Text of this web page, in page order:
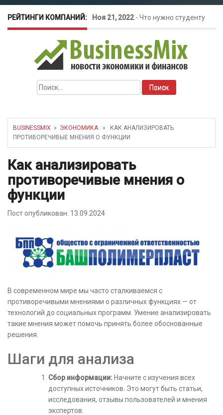
РЕЙТИНГИ КОМПАНИЙ: Ноя 21, 2022- Что нужно студенту
для открытия бизнеса?
Окт 26, 2022-Телефония для
amoCRM: лучшие инструменты для
бизнеса
Май 16, 2022
как защитить свой бизнес?
Найти:
BUSINESSMIX » ЭКОНОМИКА» КАК АНАЛИЗИРОВАТЬ
ПРОТИВОРЕЧИВЫЕ МНЕНИЯ О ФУНКЦИИ
Как анализировать
противоречивые мнения о
функции
Пост опубликован: 13.09.2024
В современном мире мы часто сталкиваемся с
противоречивыми мнениями о различных функциях — от
технологий до социальных программ. Умение анализировать
такие мнения может помочь принять более обоснованные
решения.
Шаги для анализа
Сбор информации: Начните с изучения всех
доступных источников. Это могут быть статьи,
исследования, отзывы пользователей и мнения
экспертов.